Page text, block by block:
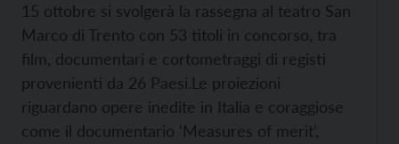
15 ottobre si svolgerà la rassegna al teatro San
Marco di Trento con 53 titoli in concorso, tra
film, documentari e cortometraggi di registi
provenienti da 26 Paesi.Le proiezioni
riguardano opere inedite in Italia e coraggiose
come il documentario ‘Measures of merit’,